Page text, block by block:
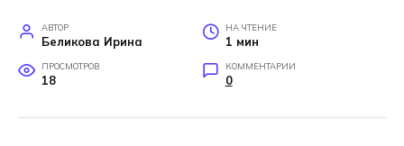
АВТОР
Беликова Ирина
НА ЧТЕНИЕ
1 мин
ПРОСМОТРОВ
18
КОММЕНТАРИИ
0